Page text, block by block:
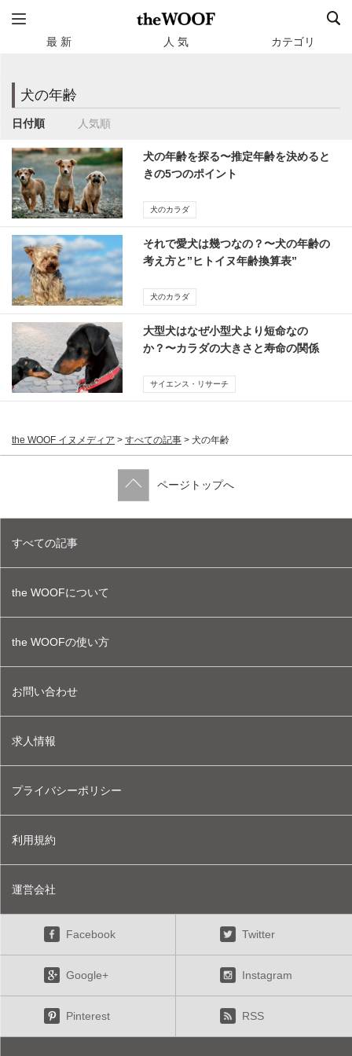
最 新 人 気 カテゴリ
犬の年齢
日付順 人気順
犬の年齢を探る〜推定年齢を決めると
きの5つのポイント
犬のカラダ
それで愛犬は幾つなの？〜犬の年齢の
考え方と”ヒトイヌ年齢換算表”
犬のカラダ
大型犬はなぜ小型犬より短命なの
か？〜カラダの大きさと寿命の関係
サイエンス・リサーチ
the WOOF イヌメディア > すべての記事 > 犬の年齢
ページトップへ
すべての記事
the WOOFについて
the WOOFの使い方
お問い合わせ
求人情報
プライバシーポリシー
利用規約
運営会社
Facebook Twitter
Google+ Instagram
Pinterest RSS